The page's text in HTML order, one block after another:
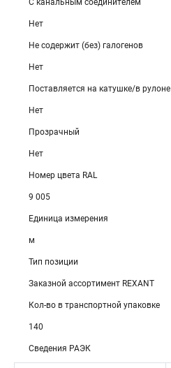
С канальным соединителем
Нет
Не содержит (без) галогенов
Нет
Поставляется на катушке/в рулоне
Нет
Прозрачный
Нет
Номер цвета RAL
9 005
Единица измерения
м
Тип позиции
Заказной ассортимент REXANT
Кол-во в транспортной упаковке
140
Сведения РАЭК